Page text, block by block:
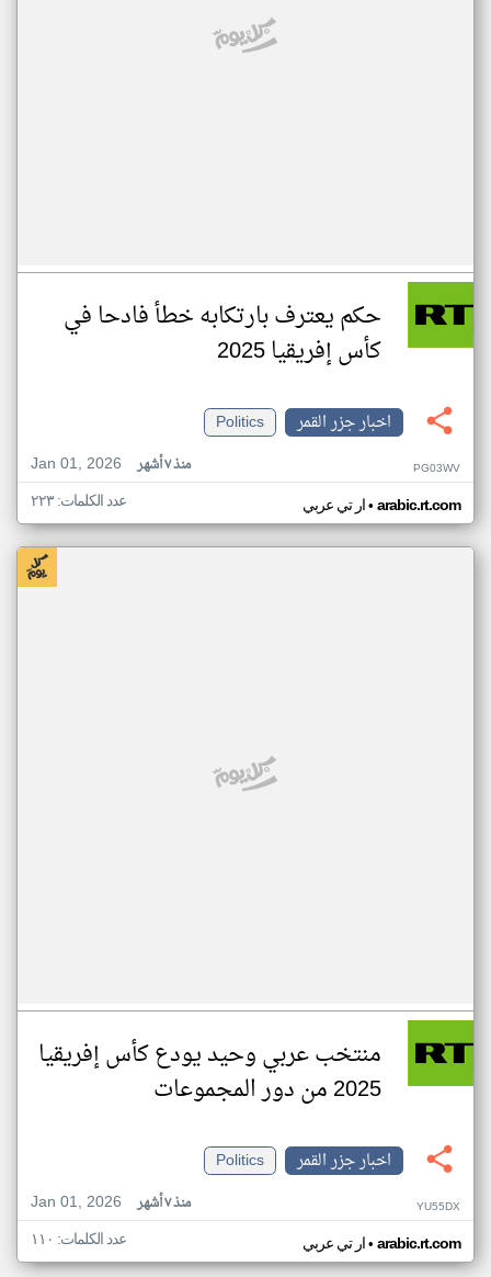
حكم يعترف بارتكابه خطأ فادحا في
كأس إفريقيا 2025
اخبار جزر القمر
Politics
Jan 01, 2026
منذ ٧ أشهر PG03WV
ار تي عربي• arabic.rt.com عدد الكلمات: ٢٢٣
منتخب عربي وحيد يودع كأس إفريقيا
2025 من دور المجموعات
اخبار جزر القمر
Politics
Jan 01, 2026
منذ ٧ أشهر YU55DX
ار تي عربي• arabic.rt.com عدد الكلمات: ١١٠